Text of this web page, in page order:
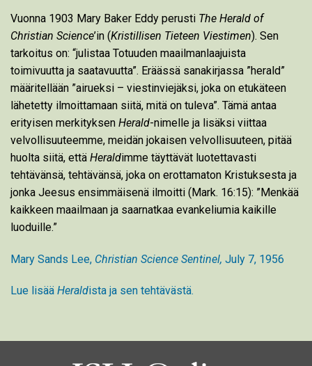
Vuonna 1903 Mary Baker Eddy perusti The Herald of
Christian Science’in (Kristillisen Tieteen Viestimen). Sen
tarkoitus on: “julistaa Totuuden maailmanlaajuista
toimivuutta ja saatavuutta”. Eräässä sanakirjassa ”herald”
määritellään ”airueksi – viestinviejäksi, joka on etukäteen
lähetetty ilmoittamaan siitä, mitä on tuleva”. Tämä antaa
erityisen merkityksen Herald-nimelle ja lisäksi viittaa
velvollisuuteemme, meidän jokaisen velvollisuuteen, pitää
huolta siitä, että Heraldimme täyttävät luotettavasti
tehtävänsä, tehtävänsä, joka on erottamaton Kristuksesta ja
jonka Jeesus ensimmäisenä ilmoitti (Mark. 16:15): ”Menkää
kaikkeen maailmaan ja saarnatkaa evankeliumia kaikille
luoduille.”
Mary Sands Lee, Christian Science Sentinel, July 7, 1956
Lue lisää Heraldista ja sen tehtävästä.